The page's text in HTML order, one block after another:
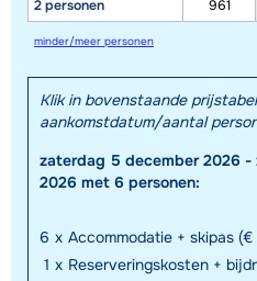
2 personen 961
minder/meer personen
Klik in bovenstaande
aankomstdatum/aantal
zaterdag 5 december 2026 -
2026 met 6 personen:
6 x Accommodatie + skipas
1 x Reserveringskosten +